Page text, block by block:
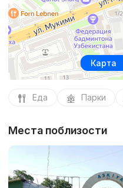
Карта
Еда Парки
Места поблизости